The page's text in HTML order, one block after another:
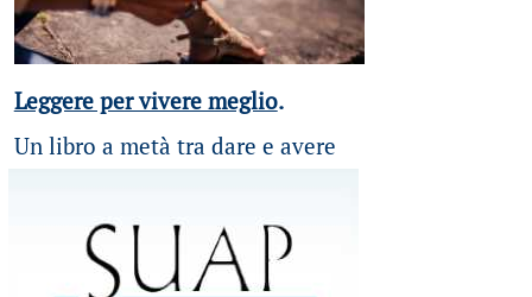
Leggere per vivere meglio.
Un libro a metà tra dare e avere